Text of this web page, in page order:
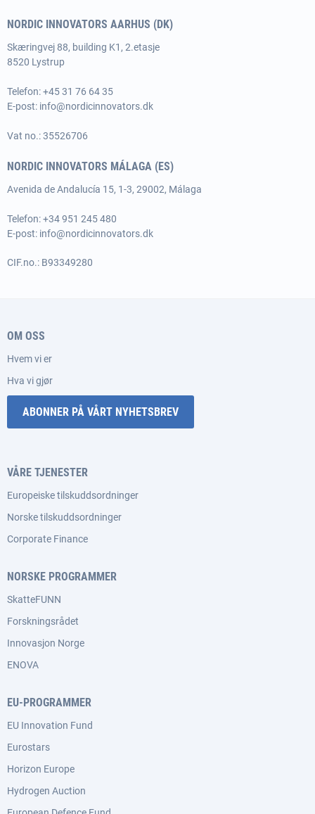
NORDIC INNOVATORS AARHUS (DK)
Skæringvej 88, building K1, 2.etasje
8520 Lystrup
Telefon:+45 31 76 64 35
E-post: info@nordicinnovators.dk
Vat no.: 35526706
NORDIC INNOVATORS MÁLAGA (ES)
Avenida de Andalucía 15, 1-3, 29002, Málaga
Telefon: +34 951 245 480
E-post: info@nordicinnovators.dk
CIF.no.: B93349280
OM OSS
Hvem vi er
Hva vi gjør
ABONNER PÅ VÅRT NYHETSBREV
VÅRE TJENESTER
Europeiske tilskuddsordninger
Norske tilskuddsordninger
Corporate Finance
NORSKE PROGRAMMER
SkatteFUNN
Forskningsrådet
Innovasjon Norge
ENOVA
EU-PROGRAMMER
EU Innovation Fund
Eurostars
Horizon Europe
Hydrogen Auction